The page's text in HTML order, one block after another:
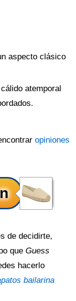
aspecto clásico
atemporal
opiniones
de decidirte,
que Guess
hacerlo
bailarina